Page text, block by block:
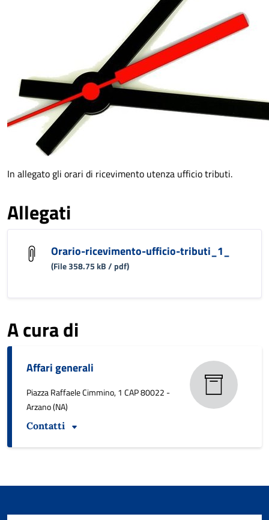
In allegato gli orari di ricevimento utenza ufficio tributi.
Allegati
Orario-ricevimento-ufficio-tributi_1_
(File 358.75 kB / pdf)
A cura di
Affari generali
Piazza Raffaele Cimmino, 1 CAP 80022 -
Arzano (NA)
Contatti